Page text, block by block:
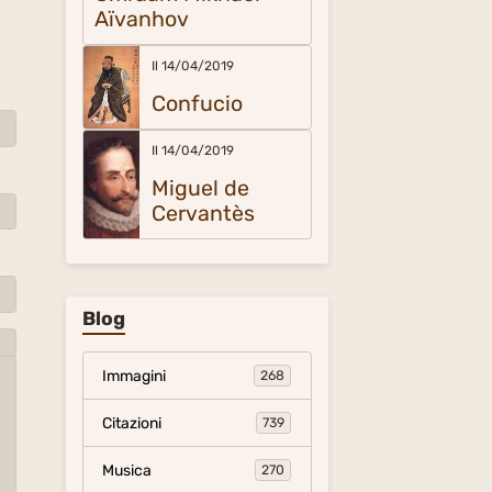
Aïvanhov
Il 14/04/2019
Confucio
Il 14/04/2019
Miguel de
Cervantès
Blog
Immagini 268
Citazioni 739
Musica 270